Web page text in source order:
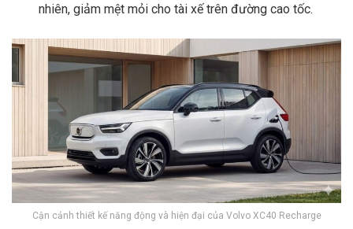
nhiên, giảm mệt mỏi cho tài xế trên đường cao tốc.
Cận cảnh thiết kế năng động và hiện đại của Volvo XC40 Recharge